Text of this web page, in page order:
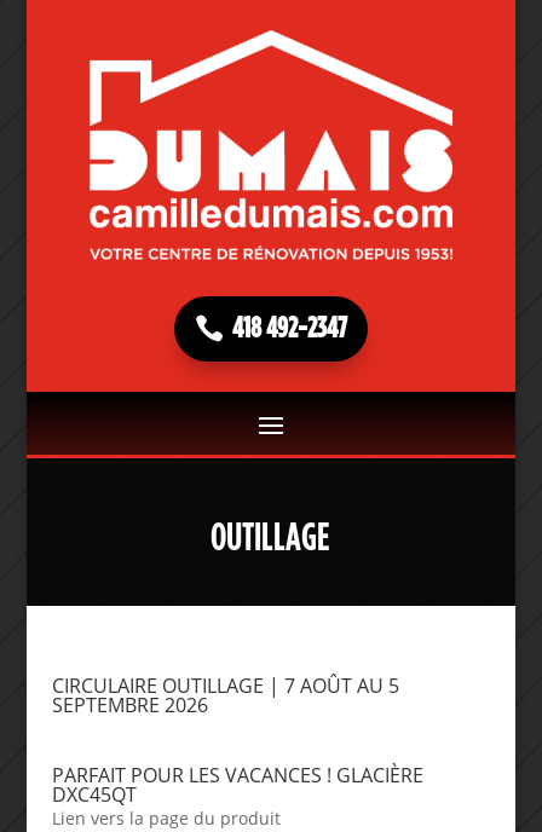
418 492-2347
OUTILLAGE
CIRCULAIRE OUTILLAGE | 7 AOÛT AU 5
SEPTEMBRE 2026
PARFAIT POUR LES VACANCES ! GLACIÈRE
DXC45QT
Lien vers la page du produit